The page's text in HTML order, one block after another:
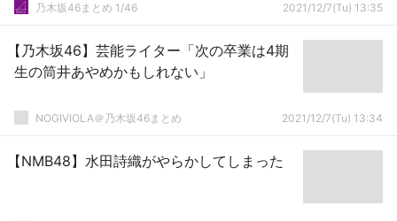
乃木坂46まとめ 1/46 2021/12/7(Tu) 13:35
【乃木坂46】芸能ライター「次の卒業は4期
生の筒井あやめかもしれない」
NOGIVIOLA＠乃木坂46まとめ 2021/12/7(Tu) 13:34
【NMB48】水田詩織がやらかしてしまった